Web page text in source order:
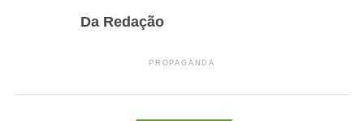
Da Redação
PROPAGANDA